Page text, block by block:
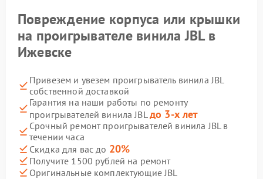
Повреждение корпуса или крышки
на проигрывателе винила JBL в
Ижевске
Привезем и увезем проигрыватель винила JBL
собственной доставкой
Гарантия на наши работы по ремонту
проигрывателей винила JBLдо 3-х лет
Срочный ремонт проигрывателей винила JBL в
течении часа
Скидка для вас до 20%
Получите 1500 рублей на ремонт
Оригинальные комплектующие JBL